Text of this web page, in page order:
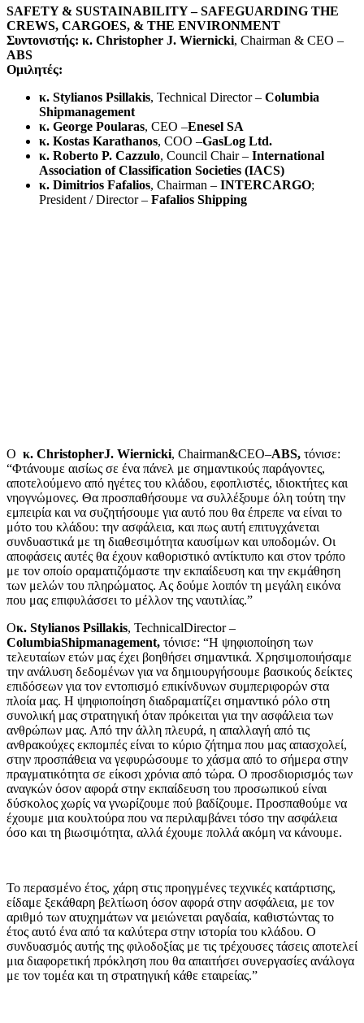
SAFETY & SUSTAINABILITY – SAFEGUARDING THE
CREWS, CARGOES, & THE ENVIRONMENT
Συντονιστής: κ. Christopher J. Wiernicki, Chairman & CEO –
ABS
Ομιλητές:
κ. Stylianos Psillakis, Technical Director – Columbia
Shipmanagement
κ. George Poularas, CEO –Enesel SA
κ. Kostas Karathanos, COO –GasLog Ltd.
κ. Roberto P. Cazzulo, Council Chair – International
Association of Classification Societies (IACS)
κ. Dimitrios Fafalios, Chairman – INTERCARGO;
President / Director – Fafalios Shipping
O κ. ChristopherJ. Wiernicki, Chairman&CEO–ABS, τόνισε:
“Φτάνουμε αισίως σε ένα πάνελ με σημαντικούς παράγοντες,
αποτελούμενο από ηγέτες του κλάδου, εφοπλιστές, ιδιοκτήτες και
νηογνώμονες. Θα προσπαθήσουμε να συλλέξουμε όλη τούτη την
εμπειρία και να συζητήσουμε για αυτό που θα έπρεπε να είναι το
μότο του κλάδου: την ασφάλεια, και πως αυτή επιτυγχάνεται
συνδυαστικά με τη διαθεσιμότητα καυσίμων και υποδομών. Οι
αποφάσεις αυτές θα έχουν καθοριστικό αντίκτυπο και στον τρόπο
με τον οποίο οραματιζόμαστε την εκπαίδευση και την εκμάθηση
των μελών του πληρώματος. Ας δούμε λοιπόν τη μεγάλη εικόνα
που μας επιφυλάσσει το μέλλον της ναυτιλίας.”
Oκ. Stylianos Psillakis, TechnicalDirector –
ColumbiaShipmanagement, τόνισε: “Η ψηφιοποίηση των
τελευταίων ετών μας έχει βοηθήσει σημαντικά. Χρησιμοποιήσαμε
την ανάλυση δεδομένων για να δημιουργήσουμε βασικούς δείκτες
επιδόσεων για τον εντοπισμό επικίνδυνων συμπεριφορών στα
πλοία μας. Η ψηφιοποίηση διαδραματίζει σημαντικό ρόλο στη
συνολική μας στρατηγική όταν πρόκειται για την ασφάλεια των
ανθρώπων μας. Από την άλλη πλευρά, η απαλλαγή από τις
ανθρακούχες εκπομπές είναι το κύριο ζήτημα που μας απασχολεί,
στην προσπάθεια να γεφυρώσουμε το χάσμα από το σήμερα στην
πραγματικότητα σε είκοσι χρόνια από τώρα. Ο προσδιορισμός των
αναγκών όσον αφορά στην εκπαίδευση του προσωπικού είναι
δύσκολος χωρίς να γνωρίζουμε πού βαδίζουμε. Προσπαθούμε να
έχουμε μια κουλτούρα που να περιλαμβάνει τόσο την ασφάλεια
όσο και τη βιωσιμότητα, αλλά έχουμε πολλά ακόμη να κάνουμε.
Το περασμένο έτος, χάρη στις προηγμένες τεχνικές κατάρτισης,
είδαμε ξεκάθαρη βελτίωση όσον αφορά στην ασφάλεια, με τον
αριθμό των ατυχημάτων να μειώνεται ραγδαία, καθιστώντας το
έτος αυτό ένα από τα καλύτερα στην ιστορία του κλάδου. Ο
συνδυασμός αυτής της φιλοδοξίας με τις τρέχουσες τάσεις αποτελεί
μια διαφορετική πρόκληση που θα απαιτήσει συνεργασίες ανάλογα
με τον τομέα και τη στρατηγική κάθε εταιρείας.”